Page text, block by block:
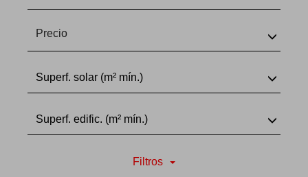
Precio
Superf. solar (m² mín.)
Superf. edific. (m² mín.)
Filtros